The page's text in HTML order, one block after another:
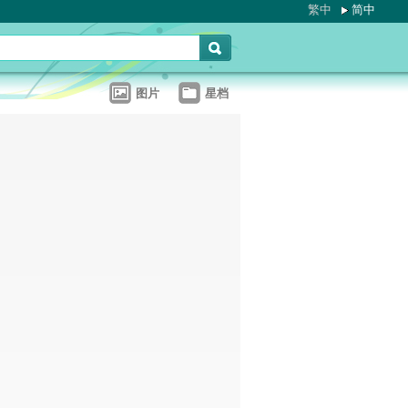
繁中 简中
图片 星档